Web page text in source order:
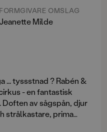
FORMGIVARE OMSLAG
Milde
... tyssstnad ? Rabén &
- en fantastisk
strålkastare, prima
allt man förknippar